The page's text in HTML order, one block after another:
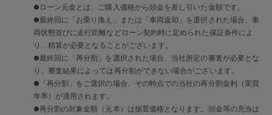
倫理・リスク管理・コンプライアンス
プレスリリース
2025
2024
2023
2022
2021
2020
2019
2018
●ローン元金とは、ご購入価格から頭金を差し引いた金額です。
●最終回に「お乗り換え」または「車両返却」を選択された場合、車
両状態並びに走行距離などローン契約時に定められた保証条件によ
り、精算が必要となることがございます。
●最終回に「再分割」を選択された場合、当社所定の審査が必要とな
り、審査結果によっては再分割ができない場合がございます。
●「再分割」をご選択の場合、その時点での当社の再分割金利（実質
年率）が適用されます。
●再分割の対象金額（元本）は据置価格となります。頭金等の充当は